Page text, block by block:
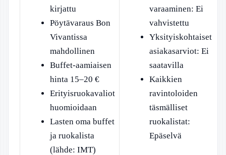
kirjattu
Pöytävaraus Bon
Vivantissa
mahdollinen
Buffet-aamiaisen
hinta 15–20 €
Erityisruokavaliot
huomioidaan
Lasten oma buffet
ja ruokalista
(lähde: IMT)
varaaminen: Ei
vahvistettu
Yksityiskohtaiset
asiakasarviot: Ei
saatavilla
Kaikkien
ravintoloiden
täsmälliset
ruokalistat:
Epäselvä